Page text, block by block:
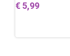
€ 5,99